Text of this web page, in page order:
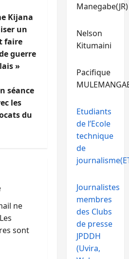
Kijana
un
faire
guerre
»
séance
les
du
ne
Les
sont
Manegabe(JR)
Nelson
Kitumaini
Pacifique
Etudiants
de l’Ecole
technique
de
Journalistes
membres
des Clubs
de presse
JPDDH
(Uvira,